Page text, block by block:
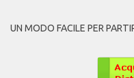
UN MODO FACILE PER